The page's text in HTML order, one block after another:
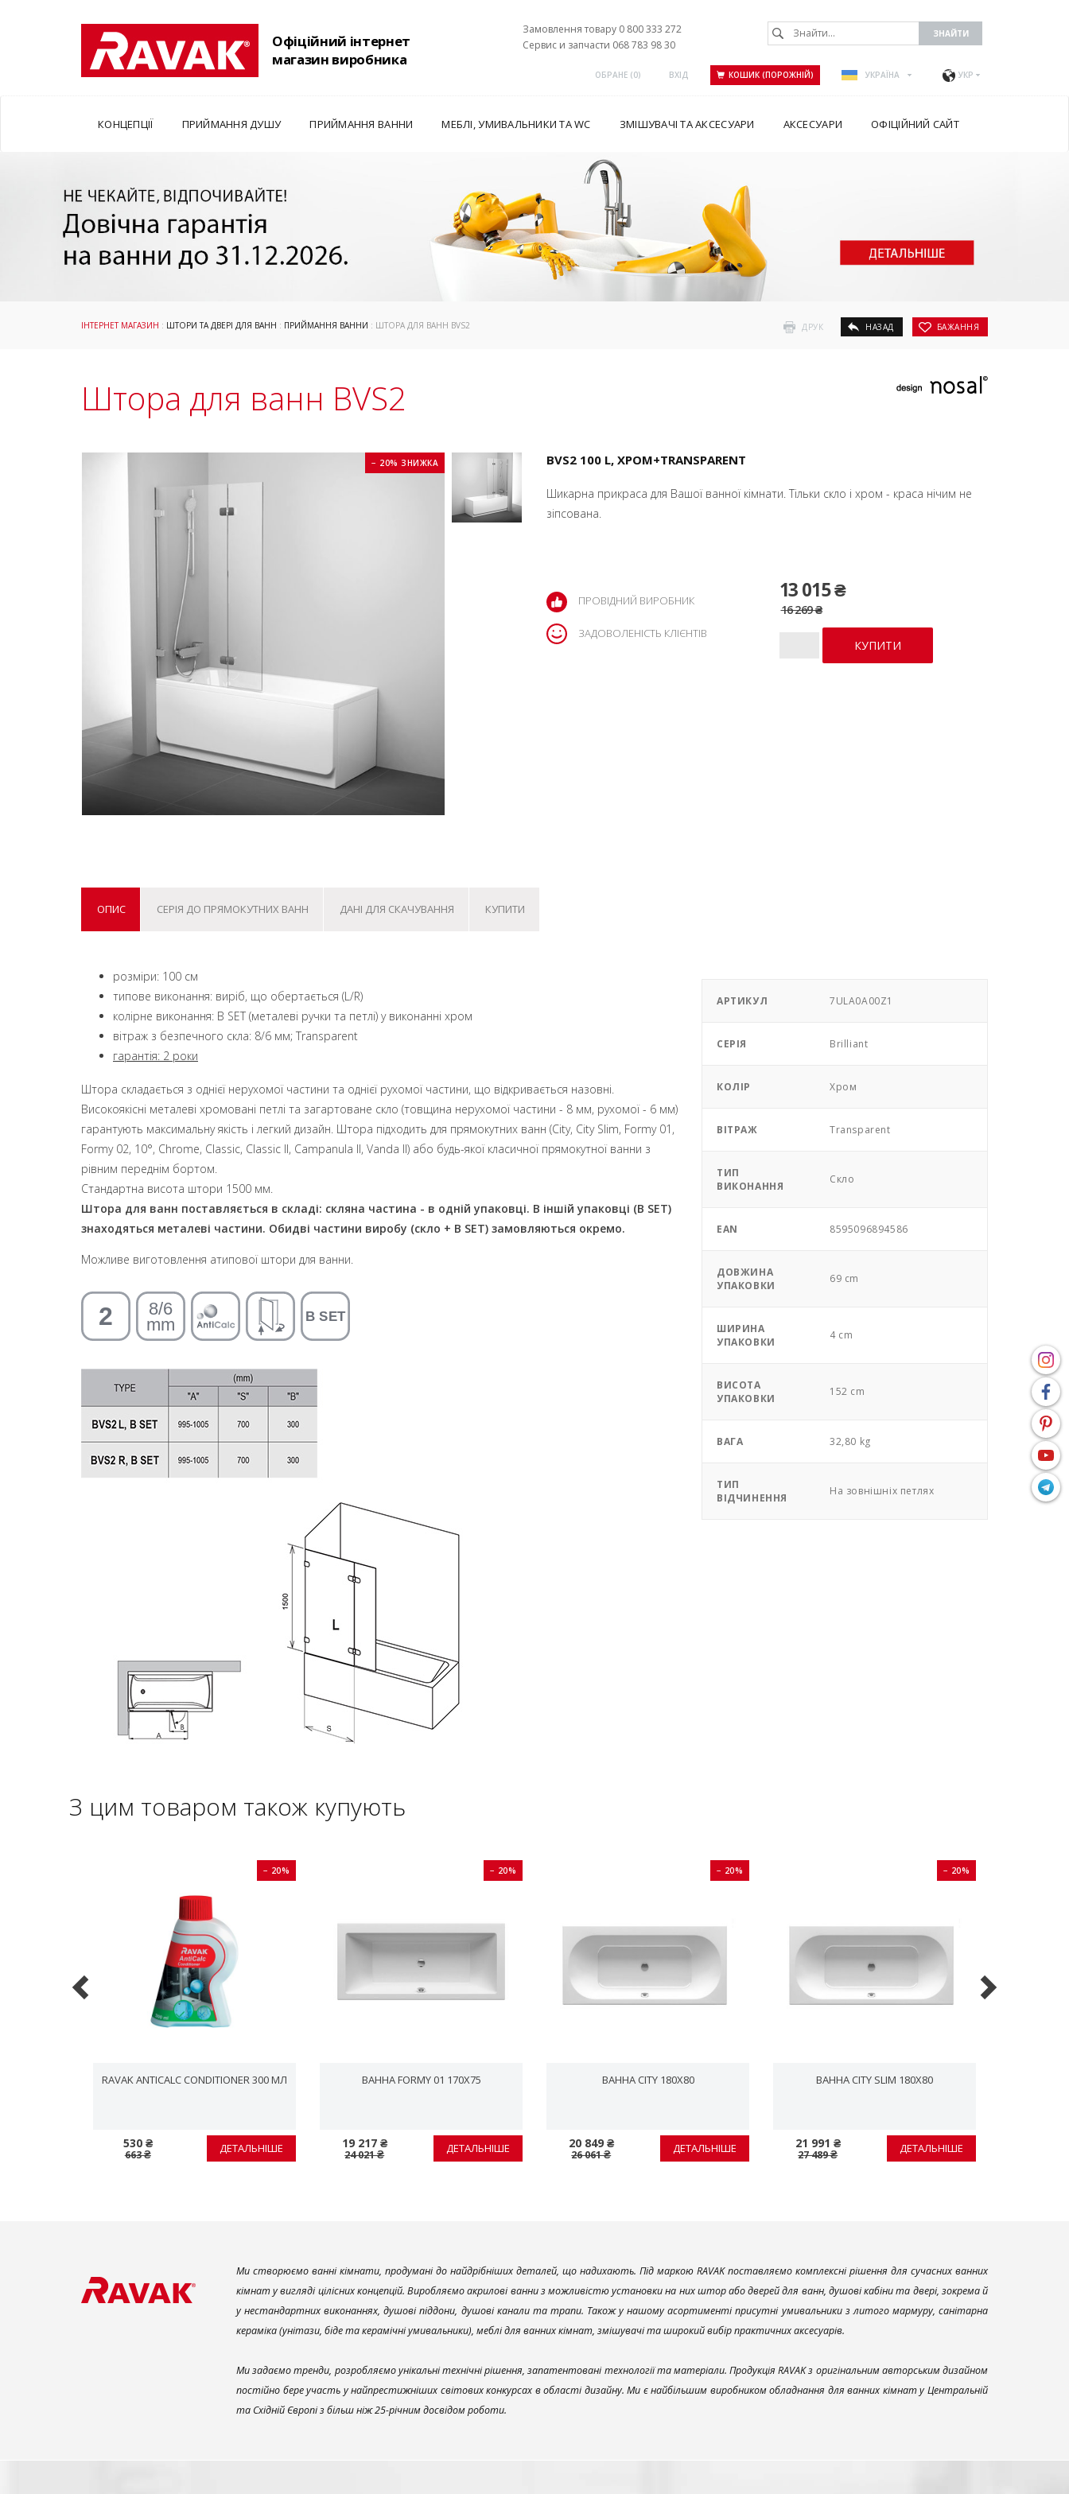
Офіційний інтернет
магазин виробника
Замовлення товару 0 800 333 272
Сервис и запчасти 068 783 98 30
ОБРАНЕ (0) ВХІД КОШИК (ПОРОЖНІЙ) УКРАЇНА УКР
КОНЦЕПЦІЇ ПРИЙМАННЯ ДУШУ ПРИЙМАННЯ ВАННИ МЕБЛІ, УМИВАЛЬНИКИ ТА WC ЗМІШУВАЧІ ТА АКСЕСУАРИ АКСЕСУАРИ ОФІЦІЙНИЙ САЙТ
ДРУК НАЗАД БАЖАННЯ
ІНТЕРНЕТ МАГАЗИН : ШТОРИ ТА ДВЕРІ ДЛЯ ВАНН : ПРИЙМАННЯ ВАННИ : ШТОРА ДЛЯ ВАНН BVS2
Штора для ванн BVS2
− 20% ЗНИЖКА BVS2 100 L, ХРОМ+TRANSPARENT
Шикарна прикраса для Вашої ванної кімнати. Тільки скло і хром - краса нічим не
зіпсована.
13 015 ₴
16 269 ₴
ПРОВІДНИЙ ВИРОБНИК
ЗАДОВОЛЕНІСТЬ КЛІЄНТІВ
ОПИС СЕРІЯ ДО ПРЯМОКУТНИХ ВАНН ДАНІ ДЛЯ СКАЧУВАННЯ КУПИТИ
розміри: 100 см
типове виконання: виріб, що обертається (L/R)
колірне виконання: B SET (металеві ручки та петлі) у виконанні хром
вітраж з безпечного скла: 8/6 мм; Transparent
гарантія: 2 роки
Штора складається з однієї нерухомої частини та однієї рухомої частини, що відкривається назовні.
Високоякісні металеві хромовані петлі та загартоване скло (товщина нерухомої частини - 8 мм, рухомої - 6 мм)
гарантують максимальну якість і легкий дизайн. Штора підходить для прямокутних ванн (City, City Slim, Formy 01,
Formy 02, 10°, Chrome, Classic, Classic II, Campanula II, Vanda II) або будь-якої класичної прямокутної ванни з
рівним переднім бортом.
Стандартна висота штори 1500 мм.
Штора для ванн поставляється в складі: скляна частина - в одній упаковці. В іншій упаковці (B SET)
знаходяться металеві частини. Обидві частини виробу (скло + B SET) замовляються окремо.
Можливе виготовлення атипової штори для ванни.
АРТИКУЛ 7ULA0A00Z1
СЕРІЯ Brilliant
КОЛІР Хром
ВІТРАЖ Transparent
ТИП
ВИКОНАННЯ
Скло
EAN 8595096894586
ДОВЖИНА
УПАКОВКИ
69 cm
ШИРИНА
УПАКОВКИ
4 cm
ВИСОТА
УПАКОВКИ
152 cm
ВАГА 32,80 kg
ТИП
ВІДЧИНЕННЯ
На зовнішніх петлях
З цим товаром також купують
− 20%
RAVAK ANTICALC CONDITIONER 300 МЛ
530 ₴
663 ₴ ДЕТАЛЬНІШЕ
− 20%
ВАННА FORMY 01 170X75
19 217 ₴
24 021 ₴ ДЕТАЛЬНІШЕ
− 20%
ВАННА CITY 180X80
20 849 ₴
26 061 ₴ ДЕТАЛЬНІШЕ
− 20%
ВАННА CITY SLIM 180X80
21 991 ₴
27 489 ₴ ДЕТАЛЬНІШЕ
Ми створюємо ванні кімнати, продумані до найдрібніших деталей, що надихають. Під маркою RAVAK поставляємо комплексні рішення для сучасних ванних
кімнат у вигляді цілісних концепцій. Виробляємо акрилові ванни з можливістю установки на них штор або дверей для ванн, душові кабіни та двері, зокрема й
у нестандартних виконаннях, душові піддони, душові канали та трапи. Також у нашому асортименті присутні умивальники з литого мармуру, санітарна
кераміка (унітази, біде та керамічні умивальники), меблі для ванних кімнат, змішувачі та широкий вибір практичних аксесуарів.
Ми задаємо тренди, розробляємо унікальні технічні рішення, запатентовані технології та матеріали. Продукція RAVAK з оригінальним авторським дизайном
постійно бере участь у найпрестижніших світових конкурсах в області дизайну. Ми є найбільшим виробником обладнання для ванних кімнат у Центральній
та Східній Європі з більш ніж 25-річним досвідом роботи.